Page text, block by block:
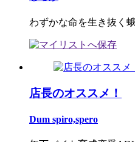
わずかな命を生き抜く
店長のオススメ！
Dum spiro,spero